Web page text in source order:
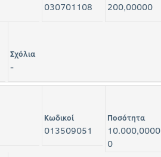
030701108 200,00000
Σχόλια
-
Κωδικοί
013509051
Ποσότητα
10.000,0000
0